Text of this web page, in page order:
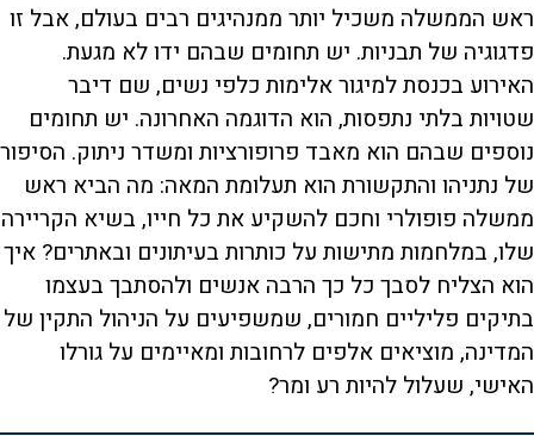
ראש הממשלה משכיל יותר ממנהיגים רבים בעולם, אבל זו
פדגוגיה של תבניות. יש תחומים שבהם ידו לא מגעת.
האירוע בכנסת למיגור אלימות כלפי נשים, שם דיבר
שטויות בלתי נתפסות, הוא הדוגמה האחרונה. יש תחומים
נוספים שבהם הוא מאבד פרופורציות ומשדר ניתוק. הסיפור
של נתניהו והתקשורת הוא תעלומת המאה: מה הביא ראש
ממשלה פופולרי וחכם להשקיע את כל חייו, בשיא הקריירה
שלו, במלחמות מתישות על כותרות בעיתונים ובאתרים? איך
הוא הצליח לסבך כל כך הרבה אנשים ולהסתבך בעצמו
בתיקים פליליים חמורים, שמשפיעים על הניהול התקין של
המדינה, מוציאים אלפים לרחובות ומאיימים על גורלו
האישי, שעלול להיות רע ומר?